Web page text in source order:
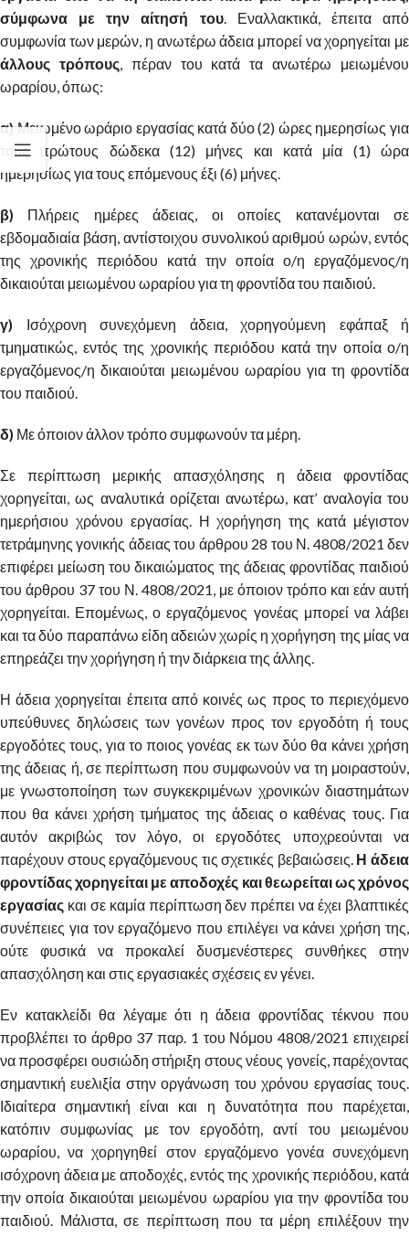
σύμφωνα με την αίτησή του. Εναλλακτικά, έπειτα από
συμφωνία των μερών, η ανωτέρω άδεια μπορεί να χορηγείται με
άλλους τρόπους, πέραν του κατά τα ανωτέρω μειωμένου
ωραρίου, όπως:
α) Μειωμένο ωράριο εργασίας κατά δύο (2) ώρες ημερησίως για
τους πρώτους δώδεκα (12) μήνες και κατά μία (1) ώρα
ημερησίως για τους επόμενους έξι (6) μήνες.
β) Πλήρεις ημέρες άδειας, οι οποίες κατανέμονται σε
εβδομαδιαία βάση, αντίστοιχου συνολικού αριθμού ωρών, εντός
της χρονικής περιόδου κατά την οποία ο/η εργαζόμενος/η
δικαιούται μειωμένου ωραρίου για τη φροντίδα του παιδιού.
γ) Ισόχρονη συνεχόμενη άδεια, χορηγούμενη εφάπαξ ή
τμηματικώς, εντός της χρονικής περιόδου κατά την οποία ο/η
εργαζόμενος/η δικαιούται μειωμένου ωραρίου για τη φροντίδα
του παιδιού.
δ) Με όποιον άλλον τρόπο συμφωνούν τα μέρη.
Σε περίπτωση μερικής απασχόλησης η άδεια φροντίδας
χορηγείται, ως αναλυτικά ορίζεται ανωτέρω, κατ’ αναλογία του
ημερήσιου χρόνου εργασίας. Η χορήγηση της κατά μέγιστον
τετράμηνης γονικής άδειας του άρθρου 28 του Ν. 4808/2021 δεν
επιφέρει μείωση του δικαιώματος της άδειας φροντίδας παιδιού
του άρθρου 37 του Ν. 4808/2021, με όποιον τρόπο και εάν αυτή
χορηγείται. Επομένως, ο εργαζόμενος γονέας μπορεί να λάβει
και τα δύο παραπάνω είδη αδειών χωρίς η χορήγηση της μίας να
επηρεάζει την χορήγηση ή την διάρκεια της άλλης.
Η άδεια χορηγείται έπειτα από κοινές ως προς το περιεχόμενο
υπεύθυνες δηλώσεις των γονέων προς τον εργοδότη ή τους
εργοδότες τους, για το ποιος γονέας εκ των δύο θα κάνει χρήση
της άδειας ή, σε περίπτωση που συμφωνούν να τη μοιραστούν,
με γνωστοποίηση των συγκεκριμένων χρονικών διαστημάτων
που θα κάνει χρήση τμήματος της άδειας ο καθένας τους. Για
αυτόν ακριβώς τον λόγο, οι εργοδότες υποχρεούνται να
παρέχουν στους εργαζόμενους τις σχετικές βεβαιώσεις. Η άδεια
φροντίδας χορηγείται με αποδοχές και θεωρείται ως χρόνος
εργασίας και σε καμία περίπτωση δεν πρέπει να έχει βλαπτικές
συνέπειες για τον εργαζόμενο που επιλέγει να κάνει χρήση της,
ούτε φυσικά να προκαλεί δυσμενέστερες συνθήκες στην
απασχόληση και στις εργασιακές σχέσεις εν γένει.
Εν κατακλείδι θα λέγαμε ότι η άδεια φροντίδας τέκνου που
προβλέπει το άρθρο 37 παρ. 1 του Νόμου 4808/2021 επιχειρεί
να προσφέρει ουσιώδη στήριξη στους νέους γονείς, παρέχοντας
σημαντική ευελιξία στην οργάνωση του χρόνου εργασίας τους.
Ιδιαίτερα σημαντική είναι και η δυνατότητα που παρέχεται,
κατόπιν συμφωνίας με τον εργοδότη, αντί του μειωμένου
ωραρίου, να χορηγηθεί στον εργαζόμενο γονέα συνεχόμενη
ισόχρονη άδεια με αποδοχές, εντός της χρονικής περιόδου, κατά
την οποία δικαιούται μειωμένου ωραρίου για την φροντίδα του
παιδιού. Μάλιστα, σε περίπτωση που τα μέρη επιλέξουν την